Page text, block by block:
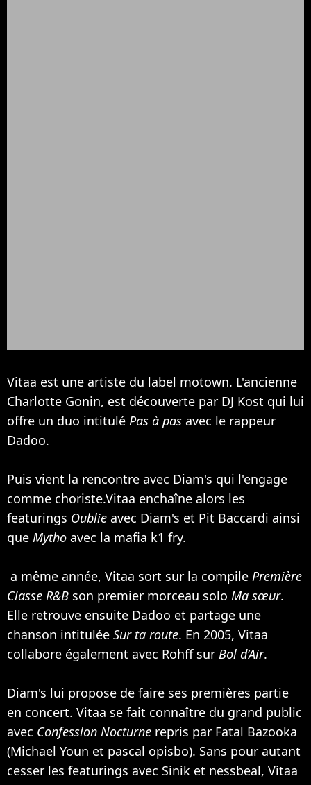
Vitaa est une artiste du label motown. L'ancienne
Charlotte Gonin, est découverte par DJ Kost qui lui
offre un duo intitulé Pas à pas avec le rappeur
Dadoo.
Puis vient la rencontre avec Diam's qui l'engage
comme choriste.Vitaa enchaîne alors les
featurings Oublie avec Diam's et Pit Baccardi ainsi
que Mytho avec la mafia k1 fry.
a même année, Vitaa sort sur la compile Première
Classe R&B son premier morceau solo Ma sœur.
Elle retrouve ensuite Dadoo et partage une
chanson intitulée Sur ta route. En 2005, Vitaa
collabore également avec Rohffsur Bol d’Air.
Diam's lui propose de faire ses premières partie
en concert. Vitaa se fait connaître du grand public
avec Confession Nocturne repris par Fatal Bazooka
(Michael Youn et pascal opisbo). Sans pour autant
cesser les featurings avec Sinik et nessbeal, Vitaa